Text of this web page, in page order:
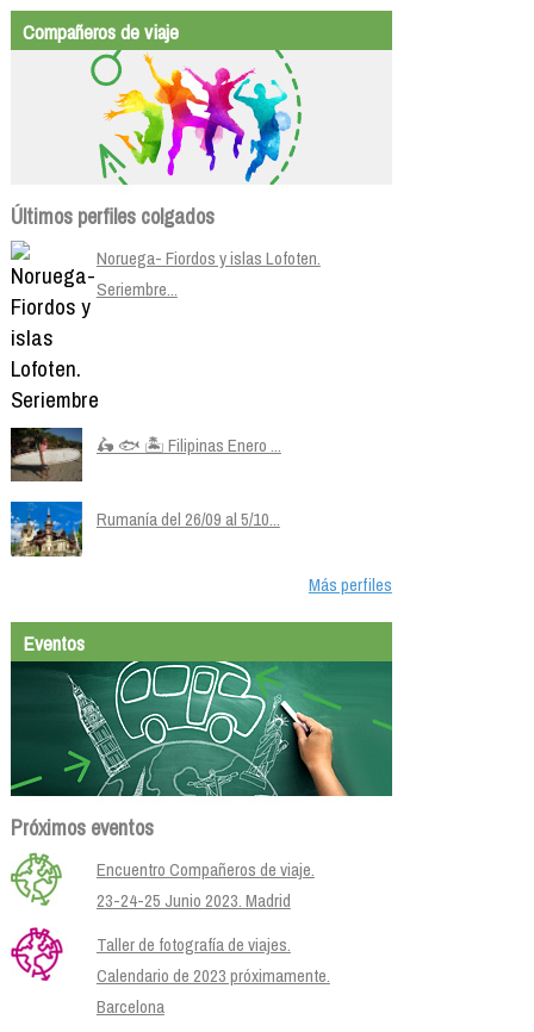
Compañeros de viaje
Últimos perfiles colgados
Noruega- Fiordos y islas Lofoten.
Seriembre...
🛵 🐟 🏝️ Filipinas Enero ...
Rumanía del 26/09 al 5/10...
Más perfiles
Eventos
Próximos eventos
Encuentro Compañeros de viaje.
23-24-25 Junio 2023. Madrid
Taller de fotografía de viajes.
Calendario de 2023 próximamente.
Barcelona